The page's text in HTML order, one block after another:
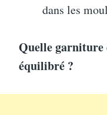
dans les
Quelle
équilibré ?